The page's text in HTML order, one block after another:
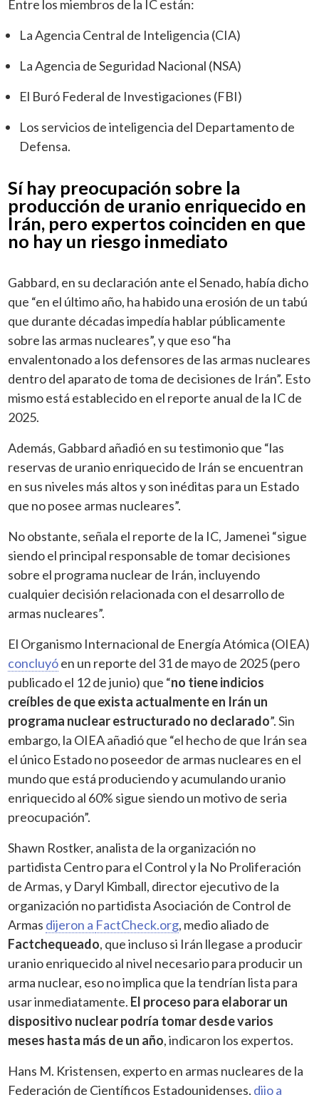
Entre los miembros de la IC están:
La Agencia Central de Inteligencia (CIA)
La Agencia de Seguridad Nacional (NSA)
El Buró Federal de Investigaciones (FBI)
Los servicios de inteligencia del Departamento de
Defensa.
Sí hay preocupación sobre la
producción de uranio enriquecido en
Irán, pero expertos coinciden en que
no hay un riesgo inmediato
Gabbard, en su declaración ante el Senado, había dicho
que “en el último año, ha habido una erosión de un tabú
que durante décadas impedía hablar públicamente
sobre las armas nucleares”, y que eso “ha
envalentonado a los defensores de las armas nucleares
dentro del aparato de toma de decisiones de Irán”. Esto
mismo está establecido en el reporte anual de la IC de
2025.
Además, Gabbard añadió en su testimonio que “las
reservas de uranio enriquecido de Irán se encuentran
en sus niveles más altos y son inéditas para un Estado
que no posee armas nucleares”.
No obstante, señala el reporte de la IC, Jamenei “sigue
siendo el principal responsable de tomar decisiones
sobre el programa nuclear de Irán, incluyendo
cualquier decisión relacionada con el desarrollo de
armas nucleares”.
El Organismo Internacional de Energía Atómica (OIEA)
concluyóen un reporte del 31 de mayo de 2025 (pero
publicado el 12 de junio) que “no tiene indicios
creíbles de que exista actualmente en Irán un
programa nuclear estructurado no declarado”. Sin
embargo, la OIEA añadió que “el hecho de que Irán sea
el único Estado no poseedor de armas nucleares en el
mundo que está produciendo y acumulando uranio
enriquecido al 60% sigue siendo un motivo de seria
preocupación”.
Shawn Rostker, analista de la organización no
partidista Centro para el Control y la No Proliferación
de Armas, y Daryl Kimball, director ejecutivo de la
organización no partidista Asociación de Control de
Armas dijeron a FactCheck.org, medio aliado de
Factchequeado, que incluso si Irán llegase a producir
uranio enriquecido al nivel necesario para producir un
arma nuclear, eso no implica que la tendrían lista para
usar inmediatamente. El proceso para elaborar un
dispositivo nuclear podría tomar desde varios
meses hasta más de un año, indicaron los expertos.
Hans M. Kristensen, experto en armas nucleares de la
Federación de Científicos Estadounidenses, dijo a